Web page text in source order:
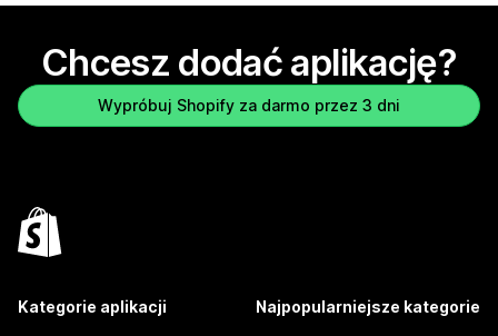
Chcesz dodać aplikację?
Wypróbuj Shopify za darmo przez 3 dni
Kategorie aplikacji Najpopularniejsze kategorie